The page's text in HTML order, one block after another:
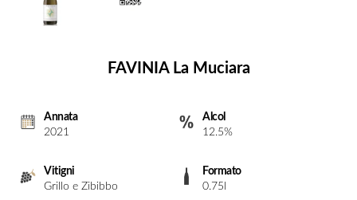
FAVINIA La Muciara
Annata
2021
Alcol
12.5%
Vitigni
Grillo e Zibibbo
Formato
0.75l